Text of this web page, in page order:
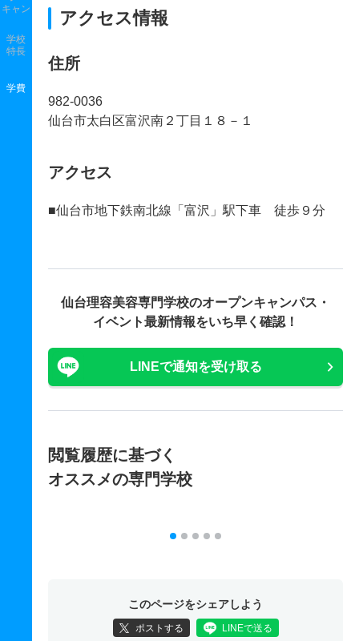
キャン
学校
特長
学費
アクセス情報
住所
982-0036
仙台市太白区富沢南２丁目１８－１
アクセス
■仙台市地下鉄南北線「富沢」駅下車 徒歩９分
仙台理容美容専門学校のオープンキャンパス・
イベント最新情報をいち早く確認！
LINEで通知を受け取る
閲覧履歴に基づく
オススメの専門学校
このページをシェアしよう
ポストする LINEで送る